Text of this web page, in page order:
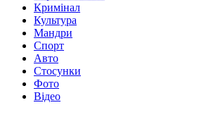
Кримінал
Культура
Мандри
Спорт
Авто
Стосунки
Фото
Відео